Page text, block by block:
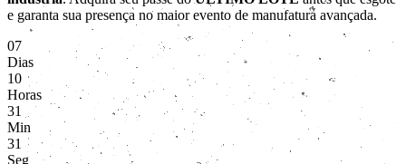
e garanta sua presença no maior evento de manufatura avançada.
07
Dias
10
Horas
31
Min
29
Seg